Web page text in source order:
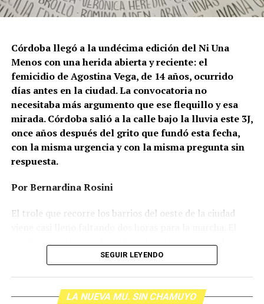
Gonzalo Giles, pensador y
Ganar la vida: La historia de (no)
Su hijo Ciro tenía 120 veces más agrotóxicos que lo
donde se encontraron pesticidas hasta en el agua de red.
Córdoba llegó a la undécima edición del Ni Una
Menos con una herida abierta y reciente: el
femicidio de Agostina Vega, de 14 años, ocurrido
días antes en la ciudad. La convocatoria no
necesitaba más argumento que ese flequillo y esa
mirada. Córdoba salió a la calle bajo la lluvia este 3J,
once años después del grito que fundó esta fecha,
con la misma urgencia y con la misma pregunta sin
respuesta.
Por Bernardina Rosini
El trole que recorre los barrios del oeste de la ciudad
Agostina Vega, 14 años. Era fácil intuir que será una
atiende a su gente. Los que ocupan los sillones más
SEGUIR LEYENDO
LA NUEVA MU. SIN CHAMUYO